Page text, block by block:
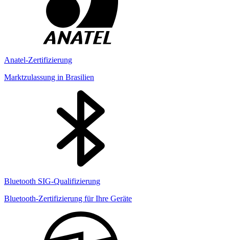
Anatel-Zertifizierung
Marktzulassung in Brasilien
Bluetooth SIG-Qualifizierung
Bluetooth-Zertifizierung für Ihre Geräte